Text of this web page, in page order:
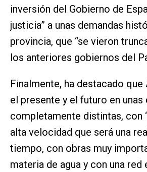
inversión del Gobierno de
justicia” a unas demandas
provincia, que “se vieron
los anteriores gobiernos del
Finalmente, ha destacado
el presente y el futuro en
completamente distintas, con
alta velocidad que será una
tiempo, con obras muy
materia de agua y con una